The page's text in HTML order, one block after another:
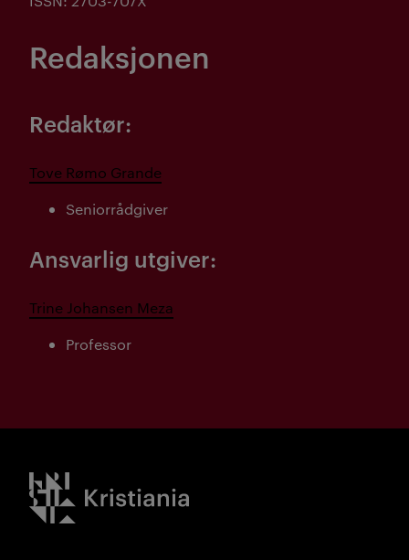
Redaksjonen
Redaktør:
Tove Rømo Grande
Seniorrådgiver
Ansvarlig utgiver:
Trine Johansen Meza
Professor
Kristiania logo